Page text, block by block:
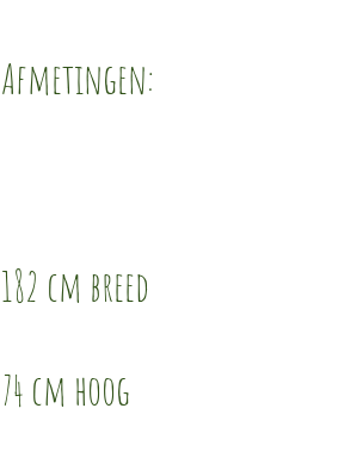
Afmetingen:
182 cm breed
74 cm hoog